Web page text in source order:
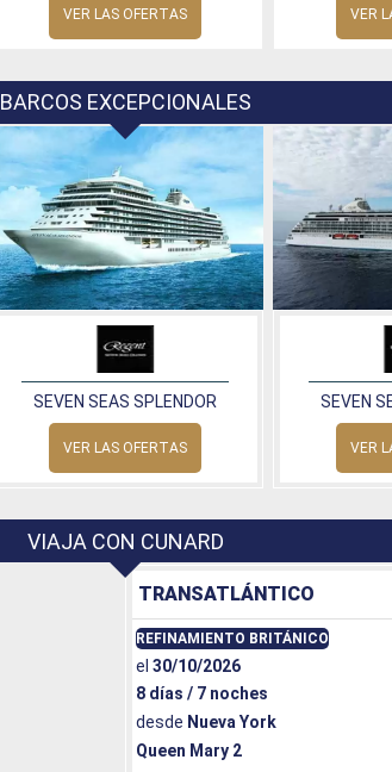
VER LAS OFERTAS VER
BARCOS EXCEPCIONALES
SEVEN SEAS SPLENDOR
VER LAS OFERTAS
SEVEN
VER
VIAJA CON CUNARD
TRANSATLÁNTICO
Queen Mary 2
desde Nueva York
8 días / 7 noches
el 30/10/2026
REFINAMIENTO BRITÁNICO